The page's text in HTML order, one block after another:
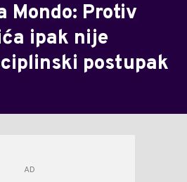
Mondo: Protiv
ipak nije
postupak